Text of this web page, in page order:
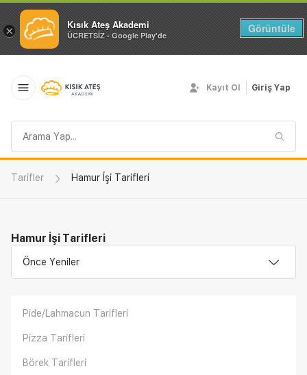
× Kısık Ateş Akademi
ÜCRETSİZ - Google Play'de
Görüntüle
sorgusu
Kayıt Ol Giriş Yap
Tarifler Hamur İşi Tarifleri
Hamur İşi Tarifleri
Önce Yeniler
Pide/Lahmacun Tarifleri
Pizza Tarifleri
Börek Tarifleri